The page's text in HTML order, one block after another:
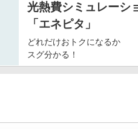
光熱費シミュレーシ
「エネピタ」
どれだけおトクになるか
スグ分かる！